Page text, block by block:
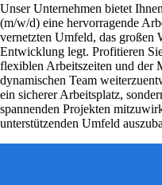
Unser Unternehmen bietet
(m/w/d) eine hervorragende
vernetzten Umfeld, das großen
Entwicklung legt. Profitieren
flexiblen Arbeitszeiten und der
dynamischen Team
ein sicherer Arbeitsplatz,
spannenden Projekten
unterstützenden Umfeld